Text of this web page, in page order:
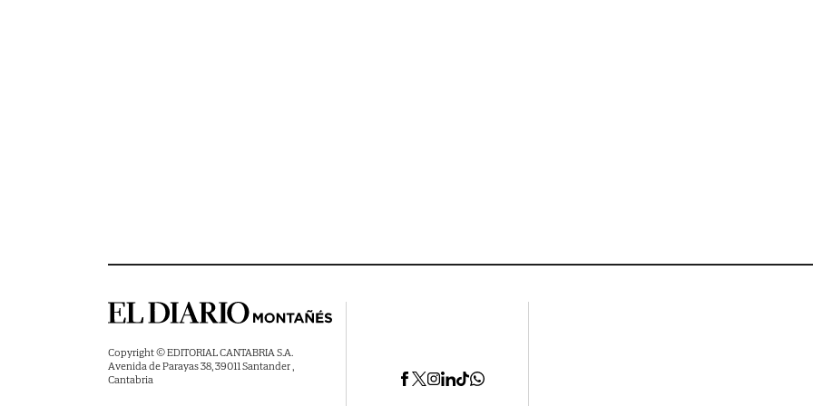
Copyright © EDITORIAL CANTABRIA S.A.
Avenida de Parayas 38, 39011 Santander ,
Cantabria